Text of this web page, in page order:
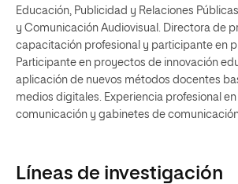
Educación, Publicidad y Relaciones
y Comunicación Audiovisual. Directora de
capacitación profesional y participante en
Participante en proyectos de innovación
aplicación de nuevos métodos docentes
medios digitales. Experiencia profesional
comunicación y gabinetes de
Líneas de investigación